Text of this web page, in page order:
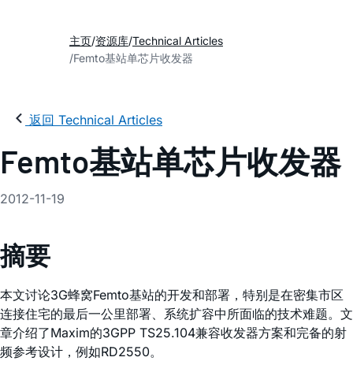
主页 资源库 Technical Articles
Femto基站单芯片收发器
返回 Technical Articles
Femto基站单芯片收发器
2012-11-19
摘要
本文讨论3G蜂窝Femto基站的开发和部署，特别是在密集市区
连接住宅的最后一公里部署、系统扩容中所面临的技术难题。文
章介绍了Maxim的3GPP TS25.104兼容收发器方案和完备的射
频参考设计，例如RD2550。